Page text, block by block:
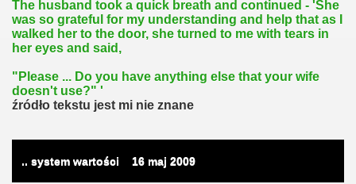
The husband took a quick breath and continued - 'She
was so grateful for my understanding and help that as I
walked her to the door, she turned to me with tears in
her eyes and said,
"Please ... Do you have anything else that your wife
doesn't use?" '
źródło tekstu jest mi nie znane
.. system wartości 16 maj 2009